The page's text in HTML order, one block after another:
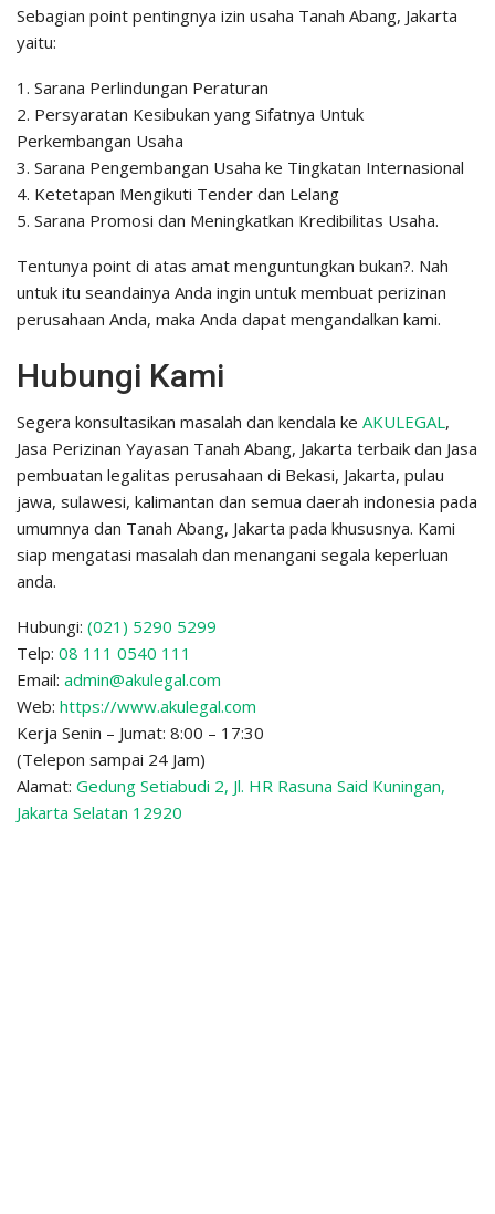
Sebagian point pentingnya izin usaha Tanah Abang, Jakarta
yaitu:
1. Sarana Perlindungan Peraturan
2. Persyaratan Kesibukan yang Sifatnya Untuk
Perkembangan Usaha
3. Sarana Pengembangan Usaha ke Tingkatan Internasional
4. Ketetapan Mengikuti Tender dan Lelang
5. Sarana Promosi dan Meningkatkan Kredibilitas Usaha.
Tentunya point di atas amat menguntungkan bukan?. Nah
untuk itu seandainya Anda ingin untuk membuat perizinan
perusahaan Anda, maka Anda dapat mengandalkan kami.
Hubungi Kami
Segera konsultasikan masalah dan kendala ke AKULEGAL,
Jasa Perizinan Yayasan Tanah Abang, Jakarta terbaik dan Jasa
pembuatan legalitas perusahaan di Bekasi, Jakarta, pulau
jawa, sulawesi, kalimantan dan semua daerah indonesia pada
umumnya dan Tanah Abang, Jakarta pada khususnya. Kami
siap mengatasi masalah dan menangani segala keperluan
anda.
Hubungi: (021) 5290 5299
Telp: 08 111 0540 111
Email: admin@akulegal.com
Web: https://www.akulegal.com
Kerja Senin – Jumat: 8:00 – 17:30
(Telepon sampai 24 Jam)
Alamat: Gedung Setiabudi 2, Jl. HR Rasuna Said Kuningan,
Jakarta Selatan 12920